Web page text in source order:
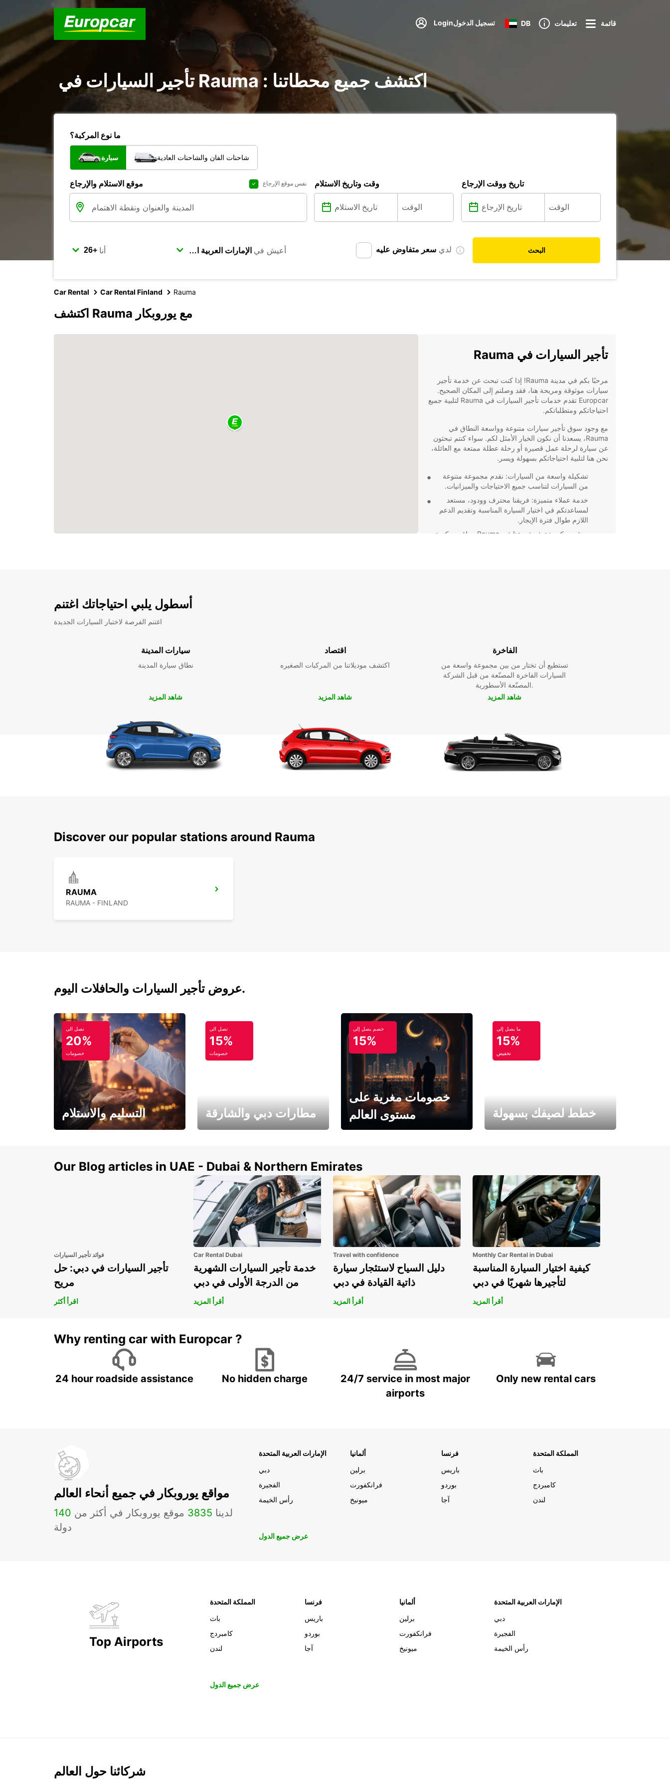
Loginتسجيل الدخول DB تعليمات قائمة
تأجير السيارات في Rauma : اكتشف جميع محطاتنا
ما نوع المركبة؟
سيارة شاحنات الفان والشاحنات العادية
موقع الاستلام والإرجاع نفس موقع الإرجاع وقت وتاريخ الاستلام تاريخ ووقت الإرجاع
أنا أعيش في لدي سعر متفاوض عليه البحث
Car Rental Car Rental Finland Rauma
اكتشف Rauma مع يوروبكار
تأجير السيارات في Rauma
مرحبًا بكم في مدينة Rauma! إذا كنت تبحث عن خدمة تأجير
سيارات موثوقة ومريحة هنا، فقد وصلتم إلى المكان الصحيح.
Europcar تقدم خدمات تأجير السيارات في Rauma لتلبية جميع
احتياجاتكم ومتطلباتكم.
مع وجود سوق تأجير سيارات متنوعة وواسعة النطاق في
Rauma، يسعدنا أن نكون الخيار الأمثل لكم. سواء كنتم تبحثون
عن سيارة لرحلة عمل قصيرة أو رحلة عطلة ممتعة مع العائلة،
نحن هنا لتلبية احتياجاتكم بسهولة ويسر.
تشكيلة واسعة من السيارات: نقدم مجموعة متنوعة
من السيارات لتناسب جميع الاحتياجات والميزانيات.
خدمة عملاء متميزة: فريقنا محترف وودود، مستعد
لمساعدتكم في اختيار السيارة المناسبة وتقديم الدعم
اللازم طوال فترة الإيجار.
موقع مركزي: توفر فروعنا في Rauma مواقع مركزية
أسطول يلبي احتياجاتك اغتنم
اغتنم الفرصة لاختبار السيارات الجديدة
سيارات المدينة
نطاق سيارة المدينة
شاهد المزيد
اقتصاد
اكتشف موديلاتنا من المركبات الصغيره
شاهد المزيد
الفاخرة
تستطيع أن تختار من بين مجموعة واسعة من
السيارات الفاخرة المصنّعة من قبل الشركة
المصنّعة الأسطورية.
شاهد المزيد
Discover our popular stations around Rauma
RAUMA
RAUMA - FINLAND
عروض تأجير السيارات والحافلات اليوم.
تصل الى
20%
خصومات
التسليم والاستلام
تصل الى
15%
خصومات
مطارات دبي والشارقة
خصم يصل إلى
15%
خصومات مغرية على
مستوى العالم
ما يصل إلى
15%
تخفيض
خطط لصيفك بسهولة
Our Blog articles in UAE - Dubai & Northern Emirates
فوائد تأجير السيارات
تأجير السيارات في دبي: حل
مريح
اقرأ أكثر
Car Rental Dubai
خدمة تأجير السيارات الشهرية
من الدرجة الأولى في دبي
أقرأ المزيد
Travel with confidence
دليل السياح لاستئجار سيارة
ذاتية القيادة في دبي
أقرأ المزيد
Monthly Car Rental in Dubai
كيفية اختيار السيارة المناسبة
لتأجيرها شهريًا في دبي
أقرأ المزيد
Why renting car with Europcar ?
24 hour roadside assistance No hidden charge
24/7 service in most major
airports
Only new rental cars
مواقع يوروبكار في جميع أنحاء العالم
لدينا 3835 موقع يوروبكار في أكثر من 140
دولة
الإمارات العربية المتحدة
دبي
الفجيرة
رأس الخيمة
ألمانيا
برلين
فرانكفورت
ميونيخ
فرنسا
باريس
بوردو
آجا
المملكة المتحدة
باث
كامبردج
لندن
عرض جميع الدول
Top Airports
المملكة المتحدة
باث
كامبردج
لندن
فرنسا
باريس
بوردو
آجا
ألمانيا
برلين
فرانكفورت
ميونيخ
الإمارات العربية المتحدة
دبي
الفجيرة
رأس الخيمة
عرض جميع الدول
شركائنا حول العالم